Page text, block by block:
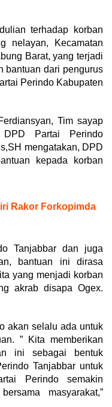
terhadap korban
nelayan, Kecamatan
Barat, yang terjadi
bantuan dari pengurus
Perindo Kabupaten
Tim sayap
Partai Perindo
mengatakan, DPD
kepada korban
Rakor Forkopimda
Tanjabbar dan juga
bantuan ini dirasa
yang menjadi korban
akrab disapa Ogex.
akan selalu ada untuk
” Kita memberikan
ini sebagai bentuk
Tanjabbar untuk
Perindo semakin
masyarakat,”